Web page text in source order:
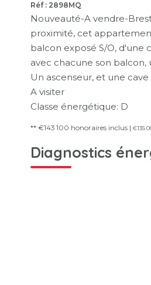
Réf : 2898MQ
Nouveauté-A vendre-
proximité, cet
balcon exposé S/O, d'une
avec chacune son balcon,
Un ascenseur, et une
A visiter
Classe énergétique: D
** €143 100 honoraires inclus | €135
Diagnostics